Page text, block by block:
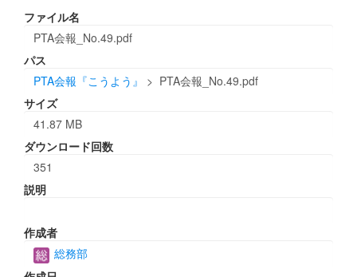
ファイル名
PTA会報_No.49.pdf
パス
PTA会報『こうよう』
> PTA会報_No.49.pdf
サイズ
41.87 MB
ダウンロード回数
351
説明
作成者
総務部